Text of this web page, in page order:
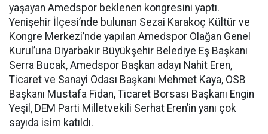
yaşayan Amedspor beklenen kongresini yaptı.
Yenişehir İlçesi’nde bulunan Sezai Karakoç Kültür ve
Kongre Merkezi’nde yapılan Amedspor Olağan Genel
Kurul’una Diyarbakır Büyükşehir Belediye Eş Başkanı
Serra Bucak, Amedspor Başkan adayı Nahit Eren,
Ticaret ve Sanayi Odası Başkanı Mehmet Kaya, OSB
Başkanı Mustafa Fidan, Ticaret Borsası Başkanı Engin
Yeşil, DEM Parti Milletvekili Serhat Eren’in yanı çok
sayıda isim katıldı.